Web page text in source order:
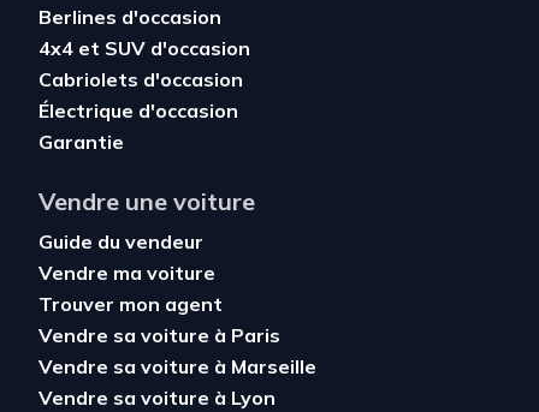
Berlines d'occasion
4x4 et SUV d'occasion
Cabriolets d'occasion
Électrique d'occasion
Garantie
Vendre une voiture
Guide du vendeur
Vendre ma voiture
Trouver mon agent
Vendre sa voiture à Paris
Vendre sa voiture à Marseille
Vendre sa voiture à Lyon